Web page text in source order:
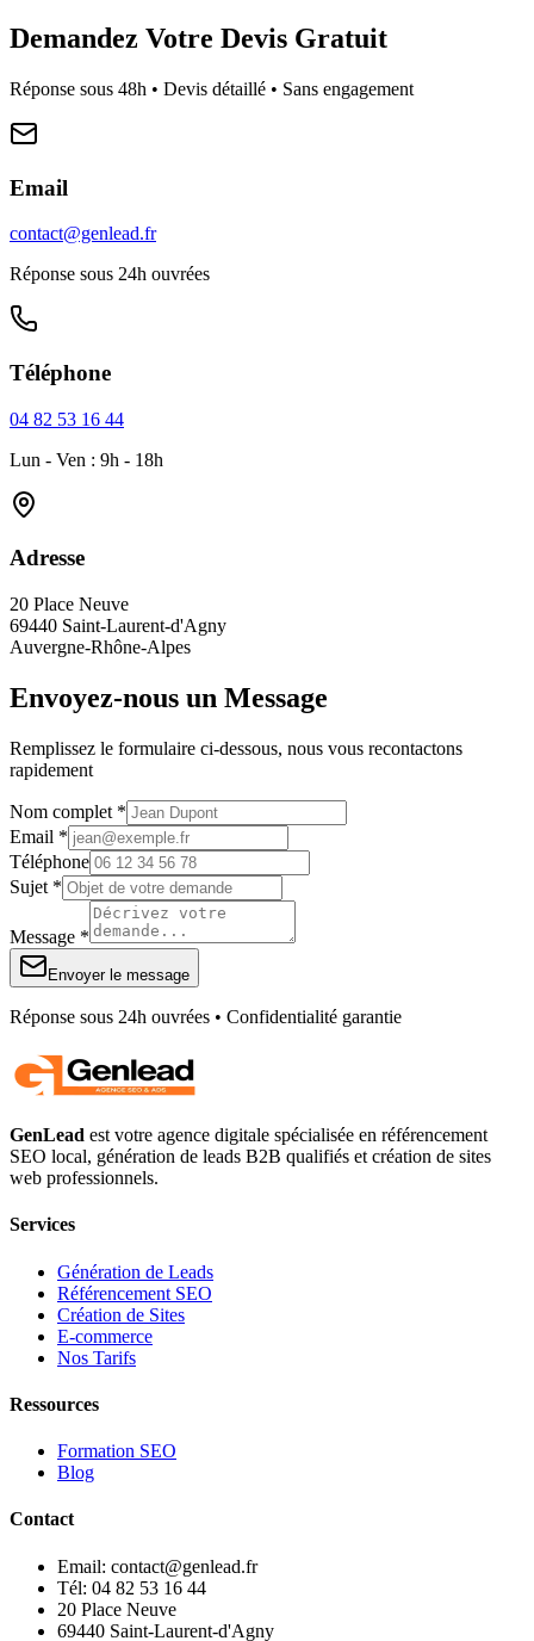
Demandez Votre Devis Gratuit
Réponse sous 48h • Devis détaillé • Sans engagement
Email
contact@genlead.fr
Réponse sous 24h ouvrées
Téléphone
04 82 53 16 44
Lun - Ven : 9h - 18h
Adresse
20 Place Neuve
69440 Saint-Laurent-d'Agny
Auvergne-Rhône-Alpes
Envoyez-nous un Message
Remplissez le formulaire ci-dessous, nous vous recontactons
rapidement
Nom complet *
Email *
Téléphone
Sujet *
Message *
Envoyer le message
Réponse sous 24h ouvrées • Confidentialité garantie
GenLead est votre agence digitale spécialisée en référencement
SEO local, génération de leads B2B qualifiés et création de sites
web professionnels.
Services
Génération de Leads
Référencement SEO
Création de Sites
E-commerce
Nos Tarifs
Ressources
Formation SEO
Blog
Contact
Email: contact@genlead.fr
Tél: 04 82 53 16 44
20 Place Neuve
69440 Saint-Laurent-d'Agny